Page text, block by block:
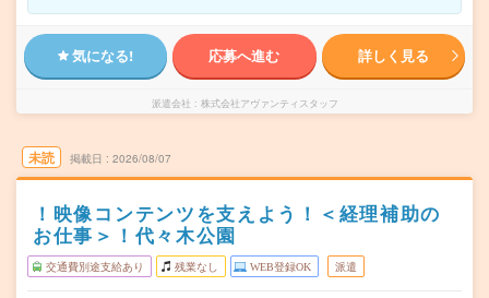
気になる! 応募へ進む 詳しく見る
派遣会社 株式会社アヴァンティスタッフ
未読 掲載日 2026/08/07
！映像コンテンツを支えよう！＜経理補助の
お仕事＞！代々木公園
交通費別途支給あり 残業なし WEB登録OK 派遣